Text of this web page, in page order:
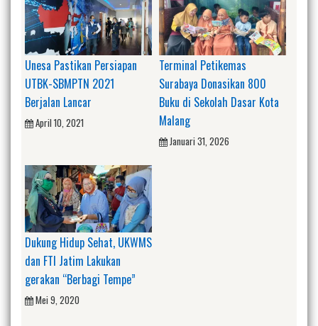
Unesa Pastikan Persiapan
UTBK-SBMPTN 2021
Berjalan Lancar
April 10, 2021
Terminal Petikemas
Surabaya Donasikan 800
Buku di Sekolah Dasar Kota
Malang
Januari 31, 2026
Dukung Hidup Sehat, UKWMS
dan FTI Jatim Lakukan
gerakan “Berbagi Tempe”
Mei 9, 2020